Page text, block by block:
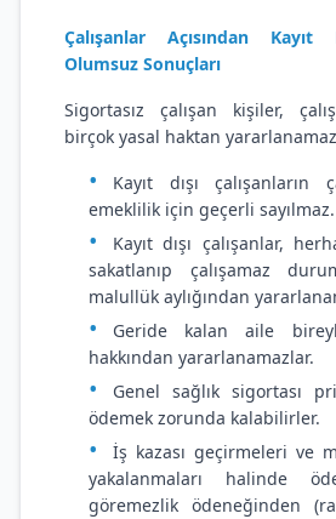
Çalışanlar Açısından Kayıt
Olumsuz Sonuçları
Sigortasız çalışan kişiler,
birçok yasal haktan
Kayıt dışı çalışanların
emeklilik için geçerli sayılmaz.
Kayıt dışı çalışanlar,
sakatlanıp çalışamaz
malullük aylığından
Geride kalan aile
hakkından yararlanamazlar.
Genel sağlık sigortası
ödemek zorunda kalabilirler.
İş kazası geçirmeleri ve
yakalanmaları halinde
göremezlik ödeneğinden